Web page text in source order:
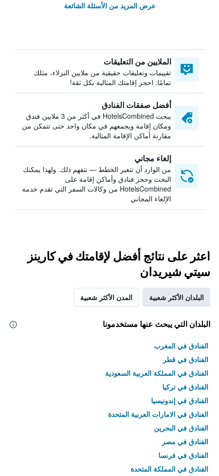
عرض المزيد من الأسئلة الشائعة
الملايين من التعليقات
تقييمات وتعليقات حقيقية من ملايين النزلاء، مثلك
تمامًا. احجز إقامتك المثالية بكل ثقة!
أفضل صفقات الفنادق
يبحث HotelsCombined في أكثر من 3 ملايين فندق
ومكان إقامة ويجمعهم في مكان واحد حتى تتمكن من
مقارنة أماكن الإقامة المثالية.
إلغاء مجاني
من الوارد أن تتغير الخطط — نتفهم ذلك. ولهذا يمكنك
البحث وحجز فنادق وأماكن إقامة على
HotelsCombined من وكالات السفر التي تقدم خدمة
الإلغاء المجاني
اعثر على نتائج أفضل لإقامتك في كارينز
سيتي شيريدان
البلدان الأكثر شعبية المدن الأكثر شعبية
البلدان التي يبحث عنها مستخدمونا
الفنادق في المغرب
الفنادق في قطر
الفنادق في المملكة العربية السعودية
الفنادق في تركيا
الفنادق في إندونيسيا
الفنادق في الامارات العربية المتحدة
الفنادق في البحرين
الفنادق في مصر
الفنادق في فرنسا
الفنادق في المملكة المتحدة